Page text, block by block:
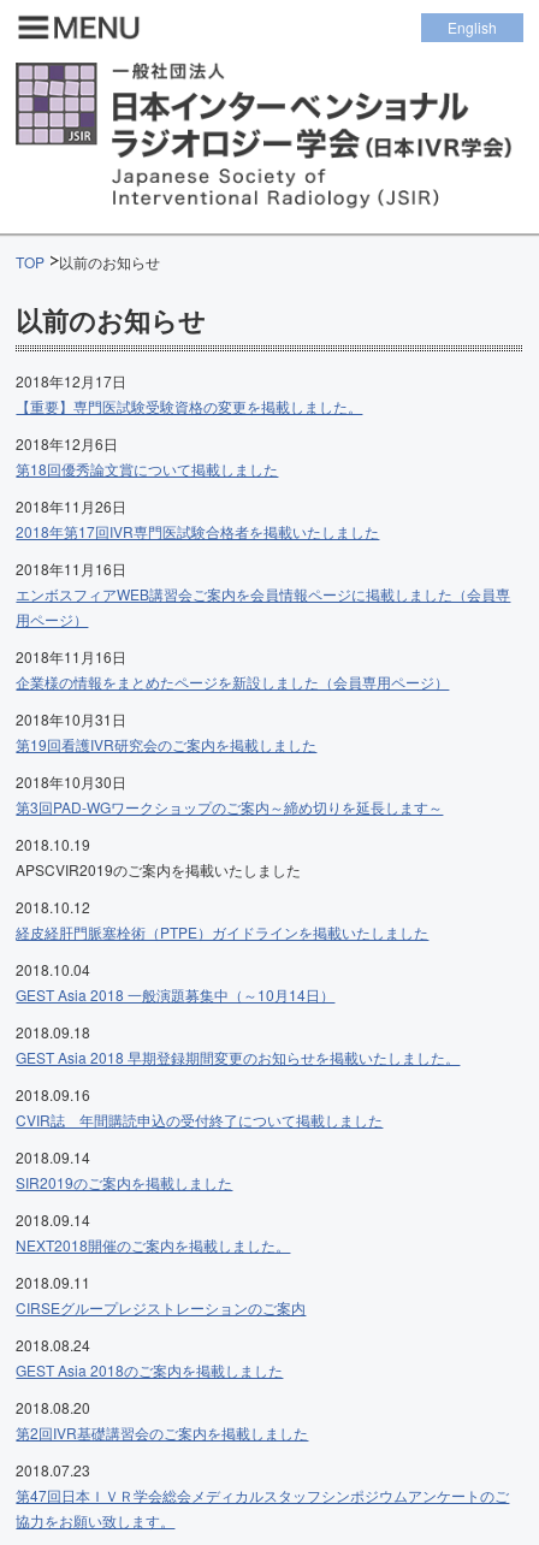
English
TOP 以前のお知らせ
以前のお知らせ
2018年12月17日
【重要】専門医試験受験資格の変更を掲載しました。
2018年12月6日
第18回優秀論文賞について掲載しました
2018年11月26日
2018年第17回IVR専門医試験合格者を掲載いたしました
2018年11月16日
エンボスフィアWEB講習会ご案内を会員情報ページに掲載しました（会員専
用ページ）
2018年11月16日
企業様の情報をまとめたページを新設しました（会員専用ページ）
2018年10月31日
第19回看護IVR研究会のご案内を掲載しました
2018年10月30日
第3回PAD-WGワークショップのご案内～締め切りを延長します～
2018.10.19
APSCVIR2019のご案内を掲載いたしました
2018.10.12
経皮経肝門脈塞栓術（PTPE）ガイドラインを掲載いたしました
2018.10.04
GEST Asia 2018 一般演題募集中（～10月14日）
2018.09.18
GEST Asia 2018 早期登録期間変更のお知らせを掲載いたしました。
2018.09.16
CVIR誌 年間購読申込の受付終了について掲載しました
2018.09.14
SIR2019のご案内を掲載しました
2018.09.14
NEXT2018開催のご案内を掲載しました。
2018.09.11
CIRSEグループレジストレーションのご案内
2018.08.24
GEST Asia 2018のご案内を掲載しました
2018.08.20
第2回IVR基礎講習会のご案内を掲載しました
2018.07.23
第47回日本ＩＶＲ学会総会メディカルスタッフシンポジウムアンケートのご
協力をお願い致します。